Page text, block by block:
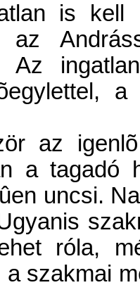
is kell
az
Az
az
a tagadó
uncsi.
róla,
a szakmai